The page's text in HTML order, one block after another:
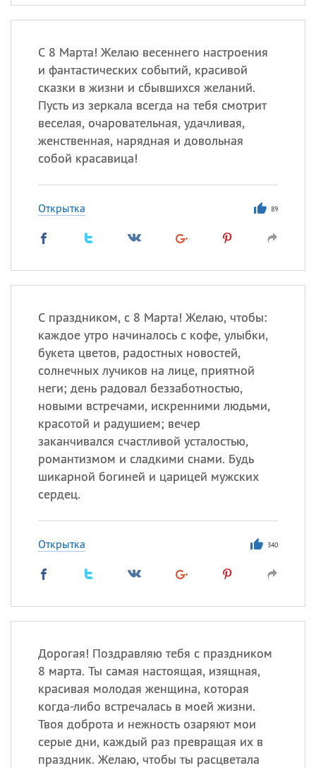
С 8 Марта! Желаю весеннего настроения
и фантастических событий, красивой
сказки в жизни и сбывшихся желаний.
Пусть из зеркала всегда на тебя смотрит
веселая, очаровательная, удачливая,
женственная, нарядная и довольная
собой красавица!
Открытка 89
С праздником, с 8 Марта! Желаю, чтобы:
каждое утро начиналось с кофе, улыбки,
букета цветов, радостных новостей,
солнечных лучиков на лице, приятной
неги; день радовал беззаботностью,
новыми встречами, искренними людьми,
красотой и радушием; вечер
заканчивался счастливой усталостью,
романтизмом и сладкими снами. Будь
шикарной богиней и царицей мужских
сердец.
Открытка 340
Дорогая! Поздравляю тебя с праздником
8 марта. Ты самая настоящая, изящная,
красивая молодая женщина, которая
когда-либо встречалась в моей жизни.
Твоя доброта и нежность озаряют мои
серые дни, каждый раз превращая их в
праздник. Желаю, чтобы ты расцветала